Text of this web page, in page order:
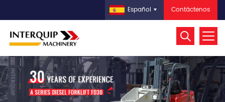
Contáctenos
Español